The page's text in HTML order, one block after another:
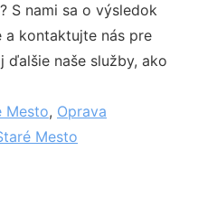
? S nami sa o výsledok
a kontaktujte nás pre
naše služby, ako
Mesto, Oprava
Mesto